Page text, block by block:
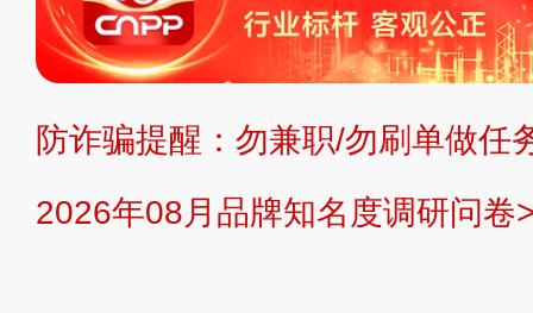
不代理、不招商、不提供中介服务。
持投资购买的观点或意见，页面信息
提交说明： 快速提交发布>> 提交品
防诈骗提醒：勿兼职/勿刷单做任
2026年08月品牌知名度调研问卷